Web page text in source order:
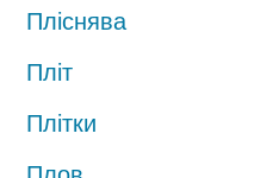
Пліснява
Пліт
Плітки